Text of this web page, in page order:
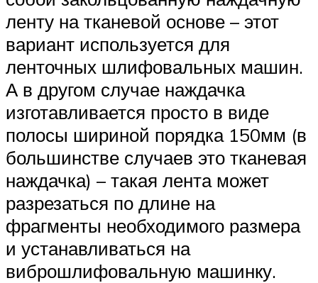
ленту на тканевой основе – этот
вариант используется для
ленточных шлифовальных машин.
А в другом случае наждачка
изготавливается просто в виде
полосы шириной порядка 150мм (в
большинстве случаев это тканевая
наждачка) – такая лента может
разрезаться по длине на
фрагменты необходимого размера
и устанавливаться на
виброшлифовальную машинку.